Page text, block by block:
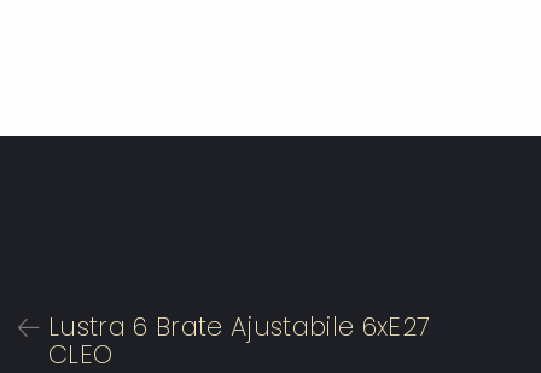
Lustra 6 Brate Ajustabile 6xE27
CLEO